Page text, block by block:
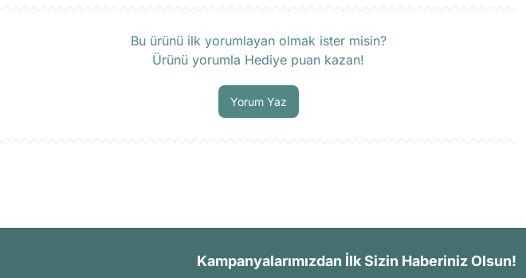
Bu ürünü ilk yorumlayan olmak ister misin?
Ürünü yorumla Hediye puan kazan!
Yorum Yaz
Kampanyalarımızdan İlk Sizin Haberiniz Olsun!